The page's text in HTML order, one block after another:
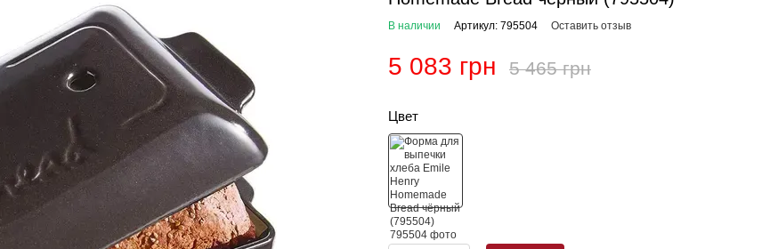
В наличии Артикул: 795504 Оставить отзыв
5 083 грн 5 465 грн
Цвет